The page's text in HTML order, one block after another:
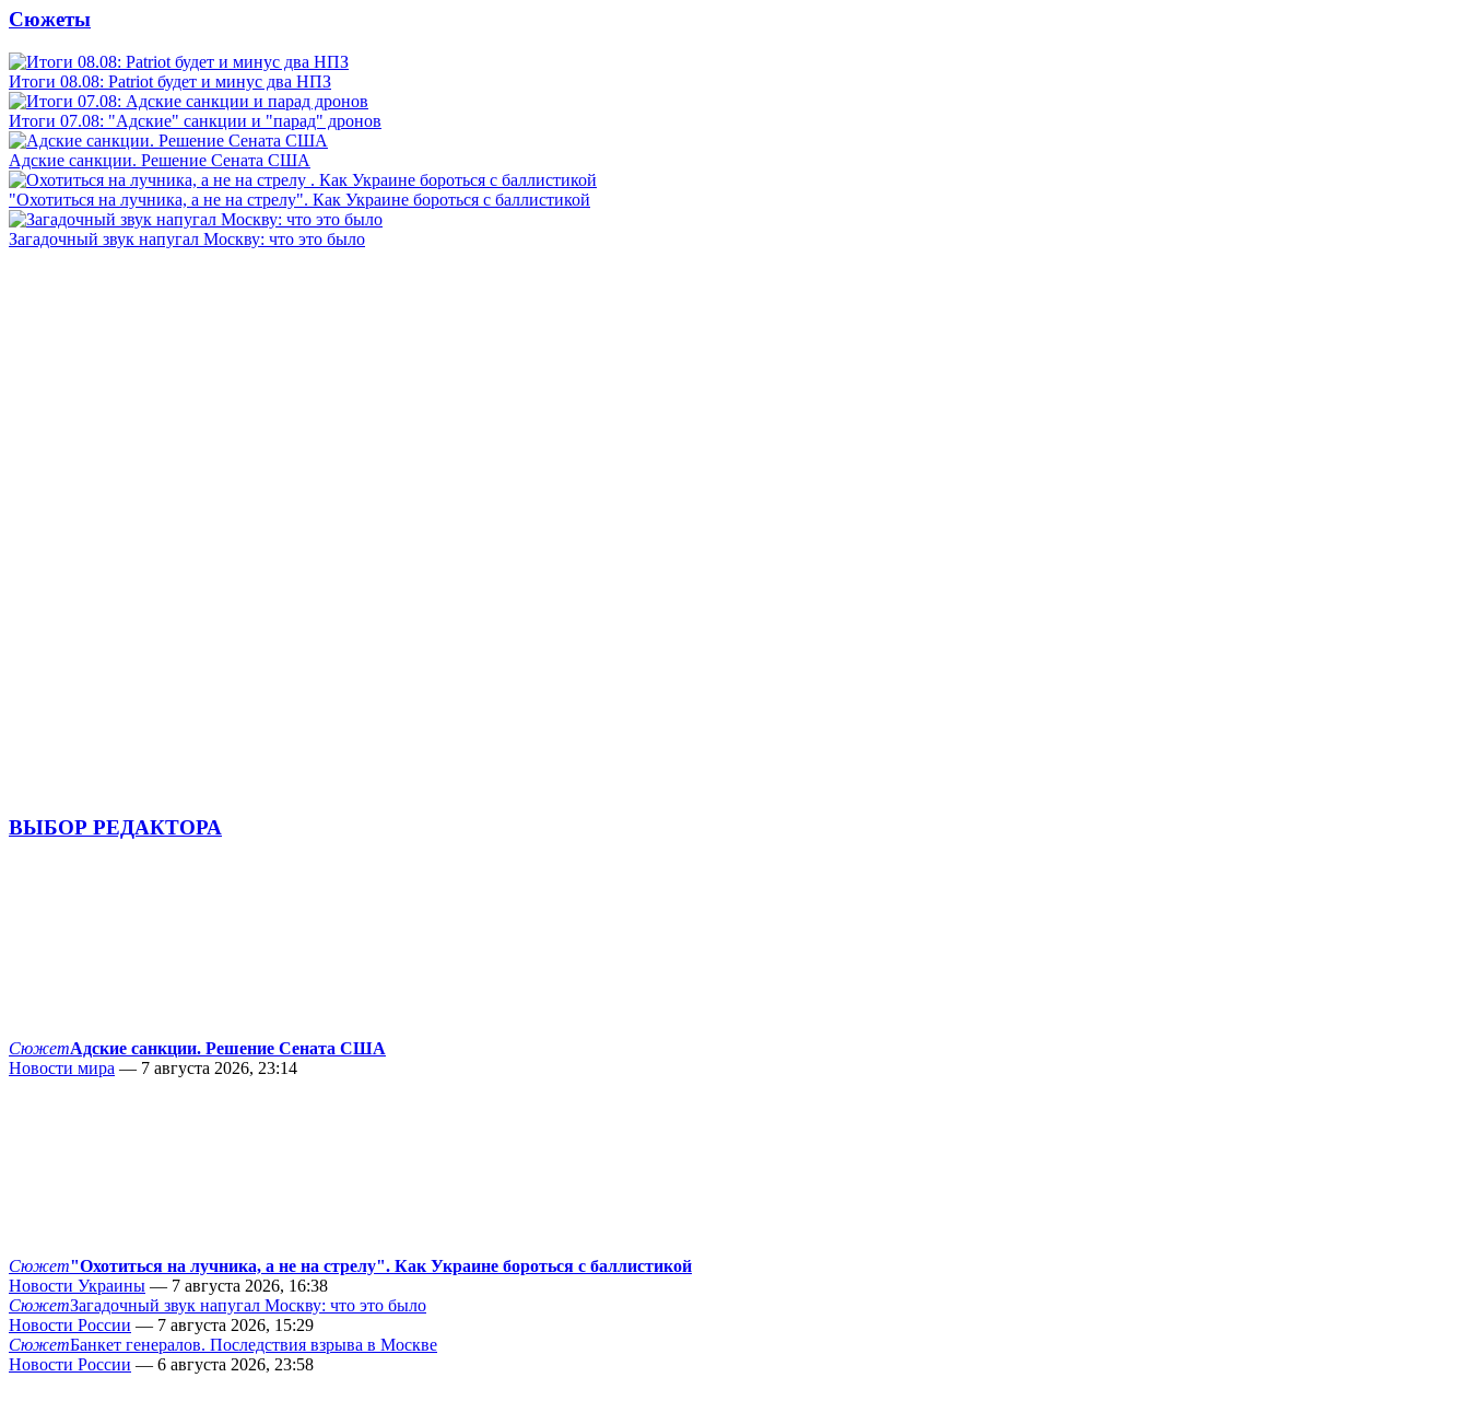
Сюжеты
Итоги 08.08: Patriot будет и минус два НПЗ
Итоги 07.08: "Адские" санкции и "парад" дронов
Адские санкции. Решение Сената США
"Охотиться на лучника, а не на стрелу". Как Украине бороться с баллистикой
Загадочный звук напугал Москву: что это было
ВЫБОР РЕДАКТОРА
СюжетАдские санкции. Решение Сената США
Новости мира — 7 августа 2026, 23:14
Сюжет"Охотиться на лучника, а не на стрелу". Как Украине бороться с баллистикой
Новости Украины — 7 августа 2026, 16:38
СюжетЗагадочный звук напугал Москву: что это было
Новости России — 7 августа 2026, 15:29
СюжетБанкет генералов. Последствия взрыва в Москве
Новости России — 6 августа 2026, 23:58